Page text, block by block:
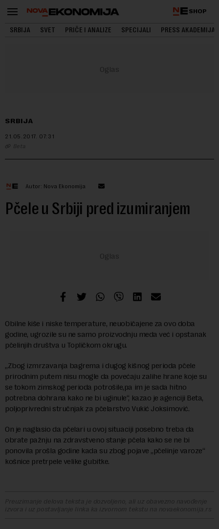
SHOP
SRBIJA SVET PRIČE I ANALIZE SPECIJALI PRESS AKADEMIJA
SRBIJA
21.05.2017. 07:31
Beta
Autor: Nova Ekonomija
Pčele u Srbiji pred izumiranjem
Obilne kiše i niske temperature, neuobičajene za ovo doba
godine, ugrozile su ne samo proizvodnju meda već i opstanak
pčelinjih društva u Topličkom okrugu.
„Zbog izmrzavanja bagrema i dugog kišnog perioda pčele
prirodnim putem nisu mogle da povećaju zalihe hrane koje su
se tokom zimskog perioda potrošile,pa im je sada hitno
potrebna dohrana kako ne bi uginule“, kazao je agenciji Beta,
poljoprivredni stručnjak za pčelarstvo Vukić Joksimović.
On je naglasio da pčelari u ovoj situaciji posebno treba da
obrate pažnju na zdravstveno stanje pčela kako se ne bi
ponovila prošla godine kada su zbog pojave „pčelinje varoze“
košnice pretrpele velike gubitke.
Preuzimanje delova teksta je dozvoljeno, ali uz obavezno navođenje
izvora i uz postavljanje linka ka izvornom tekstu na novaekonomija.rs